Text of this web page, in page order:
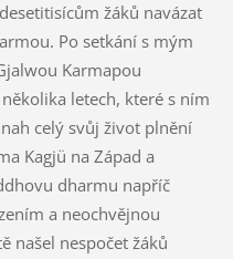
žáků navázat
Po setkání s mým
Karmapou
letech, které s ním
celý svůj život plnění
Kagjü na Západ a
dharmu napříč
a neochvějnou
našel nespočet žáků